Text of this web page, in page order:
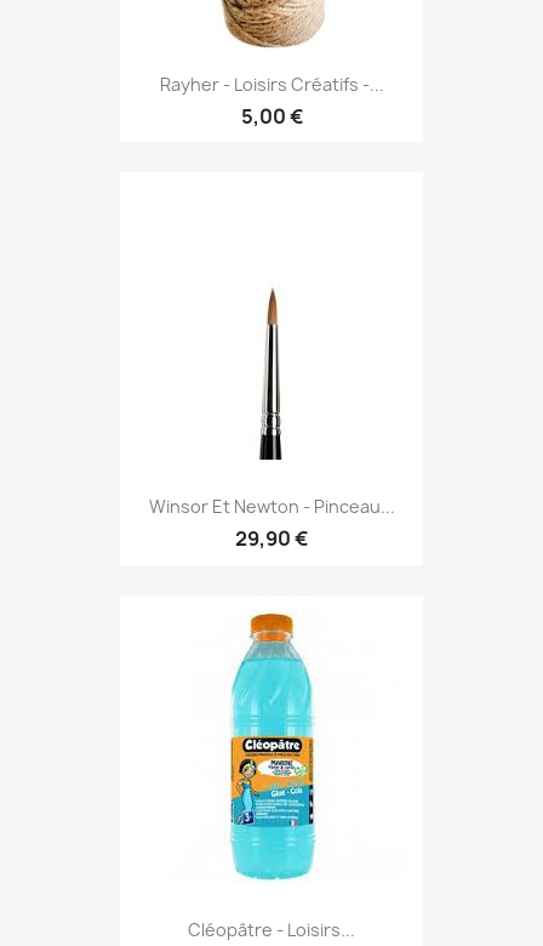
Rayher - Loisirs Créatifs -...
5,00 €
Winsor Et Newton - Pinceau...
29,90 €
Cléopâtre - Loisirs...